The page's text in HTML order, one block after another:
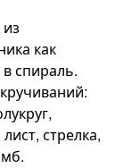
как
спираль.
стрелка,